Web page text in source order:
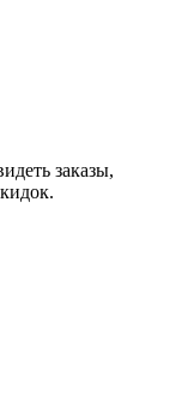
заказы,